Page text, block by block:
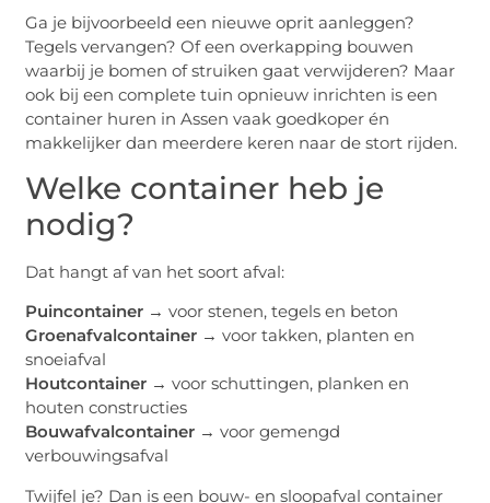
Ga je bijvoorbeeld een nieuwe oprit aanleggen?
Tegels vervangen? Of een overkapping bouwen
waarbij je bomen of struiken gaat verwijderen? Maar
ook bij een complete tuin opnieuw inrichten is een
container huren in Assen vaak goedkoper én
makkelijker dan meerdere keren naar de stort rijden.
Welke container heb je
nodig?
Dat hangt af van het soort afval:
Puincontainer → voor stenen, tegels en beton
Groenafvalcontainer → voor takken, planten en
snoeiafval
Houtcontainer → voor schuttingen, planken en
houten constructies
Bouwafvalcontainer → voor gemengd
verbouwingsafval
Twijfel je? Dan is een bouw- en sloopafval container